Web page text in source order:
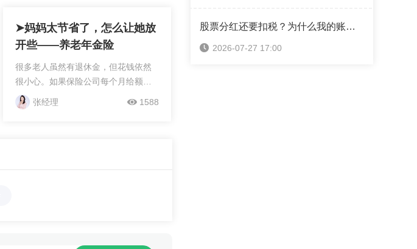
➤妈妈太节省了，怎么让她放
开些——养老年金险
很多老人虽然有退休金，但花钱依然
很小心。如果保险公司每个月给额外
发一部分养老金，情况会不会好很多
呢？小贝的爸妈都是普通的工薪阶
帮他支付购房首付款。两位老人虽然
张经理 1588
股票分红还要扣税？为什么我的账户反而“缩水”了？
2026-07-27 17:00